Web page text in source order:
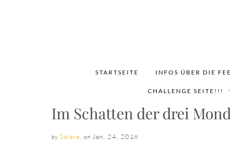
STARTSEITE INFOS ÜBER DIE
CHALLENGE SEITE!!!
Im Schatten der drei
by Solara on Jan. 24, 2018